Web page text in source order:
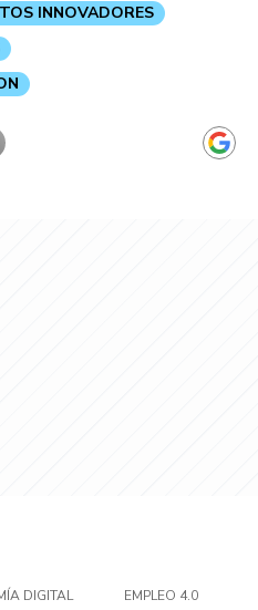
INNOVADORES
DIGITAL EMPLEO 4.0